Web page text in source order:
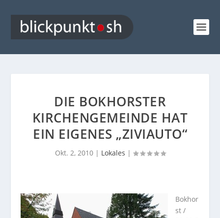
DIE BOKHORSTER
KIRCHENGEMEINDE HAT
EIN EIGENES „ZIVIAUTO“
Okt. 2, 2010| Lokales |
Bokhor
st /